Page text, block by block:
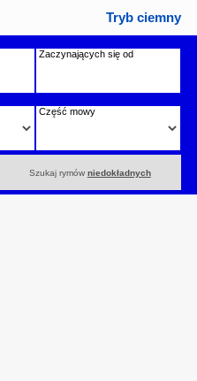
Tryb ciemny
Zaczynających się od
Część mowy
Szukaj rymów niedokładnych